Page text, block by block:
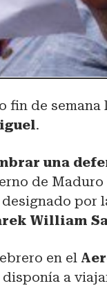
fin de
.
una
de Maduro
por
William
en el
disponía a